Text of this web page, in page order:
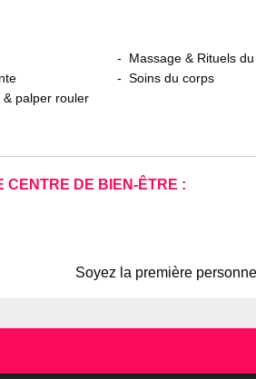
& palper rouler
Massage & Rituels
Soins du corps
CENTRE DE BIEN-ÊTRE :
Soyez la première